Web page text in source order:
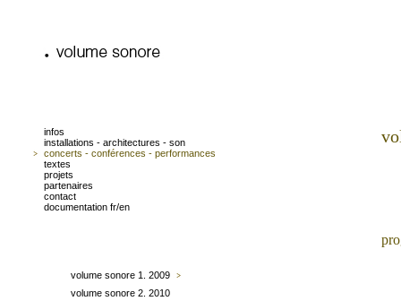
infos
installations - architectures - son
concerts - conférences - performances
textes
projets
partenaires
contact
documentation fr/en
volume sonore 1. 2009
volume sonore 2. 2010